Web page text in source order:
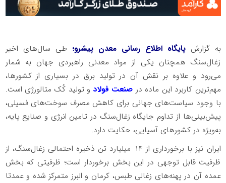
به گزارش پایگاه اطلاع رسانی معدن پیشرو؛ طی سال‌های اخیر
زغال‌سنگ همچنان یکی از مواد معدنی راهبردی جهان به شمار
می‌رود و علاوه بر نقش آن در تولید برق در بسیاری از کشورها،
مهم‌ترین کاربرد این ماده در صنعت فولاد و تولید کُک متالورژی است.
با وجود سیاست‌های جهانی برای کاهش مصرف سوخت‌های فسیلی،
پیش‌بینی‌ها از تداوم جایگاه زغال‌سنگ در تامین انرژی و صنایع پایه،
به‌ویژه در کشورهای آسیایی، حکایت دارد.
ایران نیز با برخورداری از ۱۴ میلیارد تن ذخیره احتمالی زغال‌سنگ، از
ظرفیت قابل توجهی در این بخش برخوردار است؛ ظرفیتی که بخش
عمده آن در پهنه‌های زغالی طبس، کرمان و البرز متمرکز شده و عمدتا